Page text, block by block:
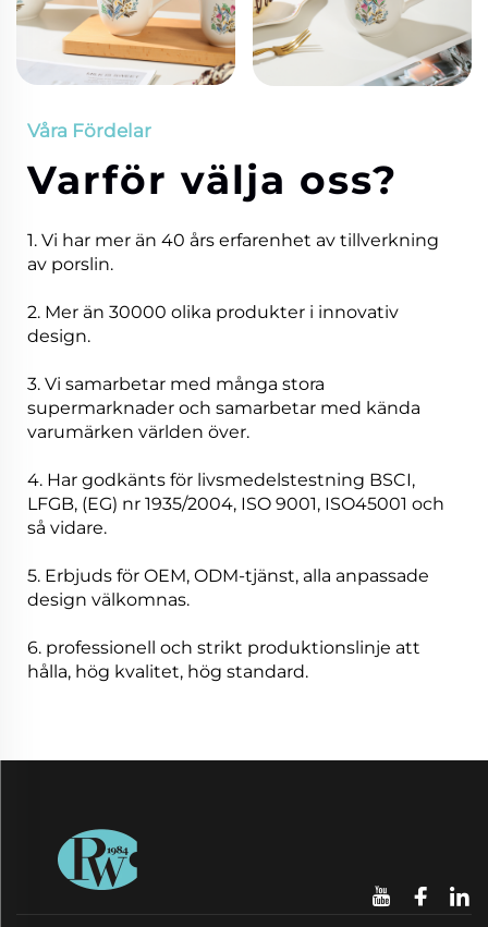
Våra Fördelar
Varför välja oss?
1. Vi har mer än 40 års erfarenhet av tillverkning
av porslin.
2. Mer än 30000 olika produkter i innovativ
design.
3. Vi samarbetar med många stora
supermarknader och samarbetar med kända
varumärken världen över.
4. Har godkänts för livsmedelstestning BSCI,
LFGB, (EG) nr 1935/2004, ISO 9001, ISO45001 och
så vidare.
5. Erbjuds för OEM, ODM-tjänst, alla anpassade
design välkomnas.
6. professionell och strikt produktionslinje att
hålla, hög kvalitet, hög standard.